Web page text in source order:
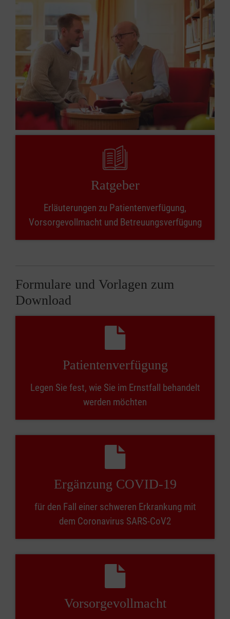
Ratgeber
Erläuterungen zu Patientenverfügung,
Vorsorgevollmacht und Betreuungsverfügung
Formulare und Vorlagen zum
Download
Patientenverfügung
Legen Sie fest, wie Sie im Ernstfall behandelt
werden möchten
Ergänzung COVID-19
für den Fall einer schweren Erkrankung mit
dem Coronavirus SARS-CoV2
Vorsorgevollmacht